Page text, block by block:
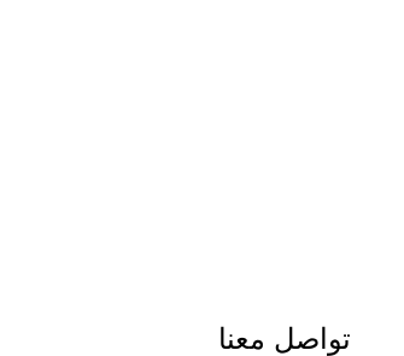
تواصل معنا